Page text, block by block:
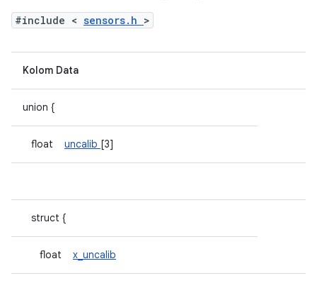
#include < sensors.h >
Kolom Data
union {
float uncalib [3]
struct {
float x_uncalib